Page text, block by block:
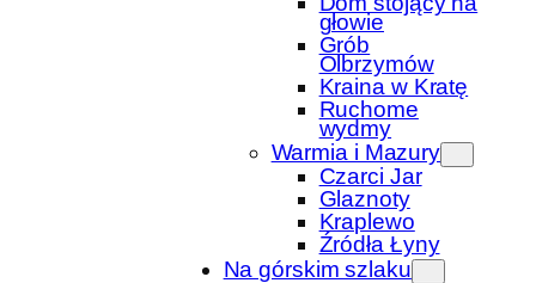
głowie
Grób
Olbrzymów
Kraina w Kratę
Ruchome
wydmy
Warmia i Mazury
Czarci Jar
Glaznoty
Kraplewo
Źródła Łyny
Na górskim szlaku